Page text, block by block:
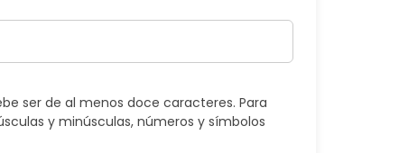
ser de al menos doce caracteres. Para
y minúsculas, números y símbolos